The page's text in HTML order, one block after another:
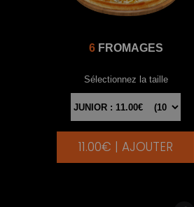
6FROMAGES
Sélectionnez la taille
|
11.00€ | AJOUTER